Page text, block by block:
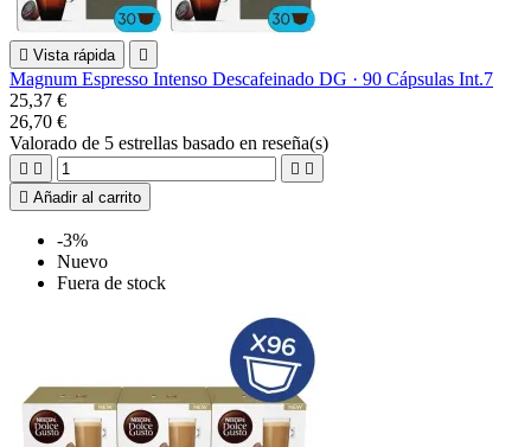
 Vista rápida 
Magnum Espresso Intenso Descafeinado DG · 90 Cápsulas Int.7
25,37 €
26,70 €
Valorado de 5 estrellas basado en reseña(s)
   
 Añadir al carrito
-3%
Nuevo
Fuera de stock